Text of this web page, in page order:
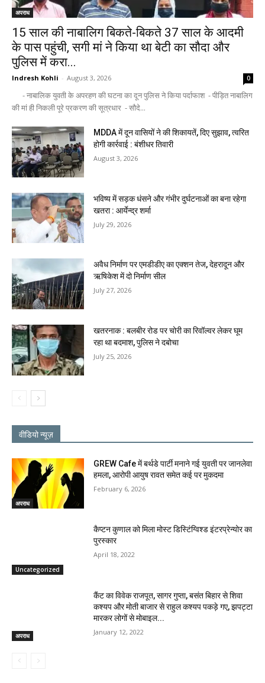
अपराध
15 साल की नाबालिग बिकते-बिकते 37 साल के आदमी
के पास पहुंची, सगी मां ने किया था बेटी का सौदा और
पुलिस में करा...
Indresh Kohli - August 3, 2026 0
- नाबालिक युवती के अपरहण की घटना का दून पुलिस ने किया पर्दाफाश - पीड़ित नाबालिग
की मां ही निकली पूरे प्रकरण की सूत्रधार - सौदे...
MDDA में दून वासियों ने की शिकायतें, दिए सुझाव, त्वरित
होगी कार्रवाई : बंशीधर तिवारी
August 3, 2026
भविष्य में सड़क धंसने और गंभीर दुर्घटनाओं का बना रहेगा
खतरा : आर्येन्द्र शर्मा
July 29, 2026
अवैध निर्माण पर एमडीडीए का एक्शन तेज, देहरादून और
ऋषिकेश में दो निर्माण सील
July 27, 2026
खतरनाक : बलबीर रोड पर चोरी का रिवॉल्वर लेकर घूम
रहा था बदमाश, पुलिस ने दबोचा
July 25, 2026
वीडियो न्यूज़
अपराध
GREW Cafe में बर्थडे पार्टी मनाने गई युवती पर जानलेवा
हमला, आरोपी आयुष रावत समेत कई पर मुकदमा
February 6, 2026
Uncategorized
कैप्टन कुणाल को मिला मोस्ट डिस्टिंग्विश्ड इंटरप्रेन्योर का
पुरस्कार
April 18, 2022
अपराध
कैंट का विवेक राजपूत, सागर गुप्ता, बसंत बिहार से शिवा
कश्यप और मोती बाजार से राहुल कश्यप पकड़े गए, झपट्टा
मारकर लोगों से मोबाइल...
January 12, 2022